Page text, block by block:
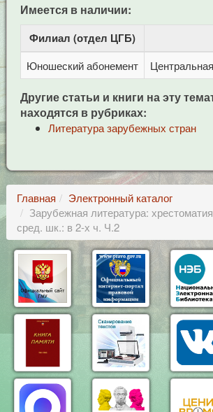
Имеется в наличии:
Филиал (отдел ЦГБ)
Юношеский абонемент
Другие статьи и книги на эту
находятся в рубриках:
Литература зарубежных стран
Главная
Электронный каталог
Зарубежная литература:
сред. шк.: в 2-х ч. Ч.2